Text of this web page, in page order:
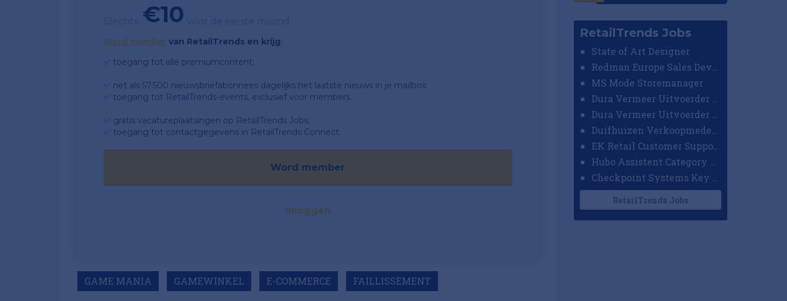
€10
Word member van RetailTrends en krijg;
✅ toegang tot alle premiumcontent;
✅ net als 57.500 nieuwsbriefabonnees dagelijks het laatste nieuws in je mailbox;
✅ toegang tot RetailTrends-events, exclusief voor members.
✅ gratis vacatureplaatsingen op RetailTrends Jobs;
✅ toegang tot contactgegevens in RetailTrends Connect.
Word member
Inloggen
GAME MANIA GAMEWINKEL E-COMMERCE FAILLISSEMENT
RetailTrends Jobs
State of Art Designer
MS Mode Storemanager
EK Retail Customer Support Omnichannel
RetailTrends Jobs